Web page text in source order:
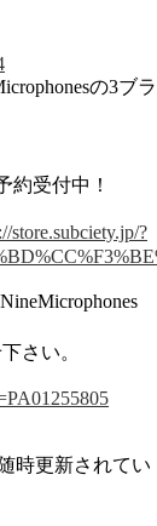
の3ブラ
約受付中！
store.subciety.jp/?
さい。
時更新されてい